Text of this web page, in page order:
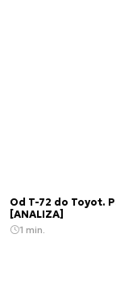
Od T-72 do Toyot.
[ANALIZA]
1 min.